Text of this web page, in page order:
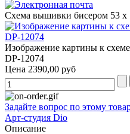
Схема вышивки бисером 53 х
Изображение картины к
DP-12074
Цена 2390,00 руб
Задайте вопрос по этому
Арт-студия Dio
Описание